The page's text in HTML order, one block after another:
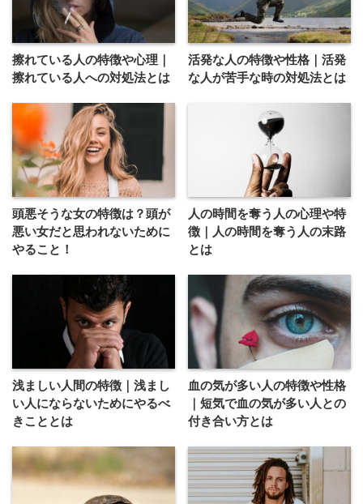
擦れている人の特徴や心理｜
擦れている人への対処法とは
活発な人の特徴や性格｜活発
な人が苦手な時の対処法とは
頭悪そうな女の特徴は？頭が
悪い女だと思われないために
やること！
人の時間を奪う人の心理や特
徴｜人の時間を奪う人の末路
とは
浅ましい人間の特徴｜浅まし
い人にならないためにやるべ
きこととは
血の気が多い人の特徴や性格
｜短気で血の気が多い人との
付き合い方とは